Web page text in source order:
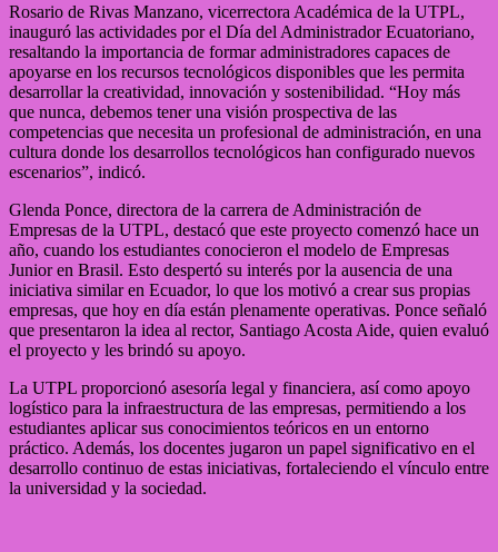
Rosario de Rivas Manzano, vicerrectora Académica de la UTPL,
inauguró las actividades por el Día del Administrador Ecuatoriano,
resaltando la importancia de formar administradores capaces de
apoyarse en los recursos tecnológicos disponibles que les permita
desarrollar la creatividad, innovación y sostenibilidad. “Hoy más
que nunca, debemos tener una visión prospectiva de las
competencias que necesita un profesional de administración, en una
cultura donde los desarrollos tecnológicos han configurado nuevos
escenarios”, indicó.
Glenda Ponce, directora de la carrera de Administración de
Empresas de la UTPL, destacó que este proyecto comenzó hace un
año, cuando los estudiantes conocieron el modelo de Empresas
Junior en Brasil. Esto despertó su interés por la ausencia de una
iniciativa similar en Ecuador, lo que los motivó a crear sus propias
empresas, que hoy en día están plenamente operativas. Ponce señaló
que presentaron la idea al rector, Santiago Acosta Aide, quien evaluó
el proyecto y les brindó su apoyo.
La UTPL proporcionó asesoría legal y financiera, así como apoyo
logístico para la infraestructura de las empresas, permitiendo a los
estudiantes aplicar sus conocimientos teóricos en un entorno
práctico. Además, los docentes jugaron un papel significativo en el
desarrollo continuo de estas iniciativas, fortaleciendo el vínculo entre
la universidad y la sociedad.